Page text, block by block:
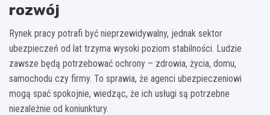
rozwój
Rynek pracy potrafi być nieprzewidywalny, jednak sektor
ubezpieczeń od lat trzyma wysoki poziom stabilności. Ludzie
zawsze będą potrzebować ochrony – zdrowia, życia, domu,
samochodu czy firmy. To sprawia, że agenci ubezpieczeniowi
mogą spać spokojnie, wiedząc, że ich usługi są potrzebne
niezależnie od koniunktury.